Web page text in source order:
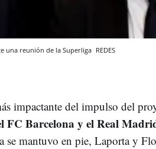
una reunión de la Superliga REDES
impactante del impulso del
FC Barcelona y el Real
se mantuvo en pie, Laporta y